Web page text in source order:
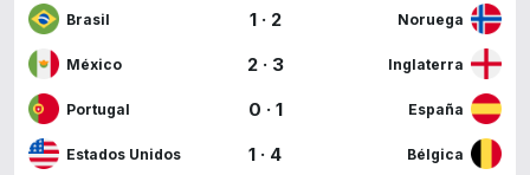
Brasil 1 · 2 Noruega
México 2 · 3 Inglaterra
Portugal 0 · 1 España
Estados Unidos 1 · 4 Bélgica